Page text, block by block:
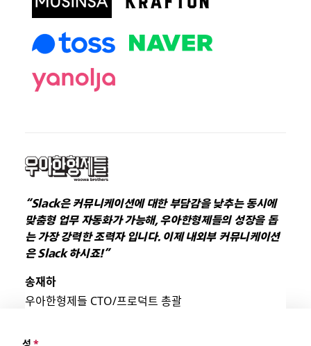
“Slack은 커뮤니케이션에 대한 부담감을 낮추는 동시에
맞춤형 업무 자동화가 가능해, 우아한형제들의 성장을 돕
는 가장 강력한 조력자 입니다. 이제 내외부 커뮤니케이션
은 Slack 하시죠!”
송재하
우아한형제들 CTO/프로덕트 총괄
성 *